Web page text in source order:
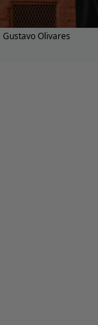
Gustavo Olivares